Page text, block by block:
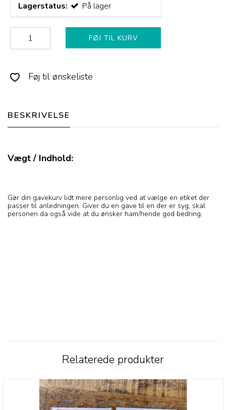
Lagerstatus: På lager
FØJ TIL KURV
Føj til ønskeliste
BESKRIVELSE
Vægt / Indhold:
Gør din gavekurv lidt mere personlig ved at vælge en etiket der
passer til anledningen. Giver du en gave til en der er syg, skal
personen da også vide at du ønsker ham/hende god bedring.
Relaterede produkter